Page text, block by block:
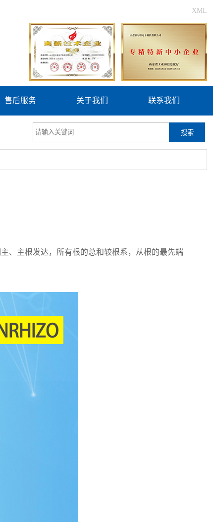
XML
售后服务 关于我们 联系我们
搜索
、主根发达，所有根的总和较根系，从根的最先端